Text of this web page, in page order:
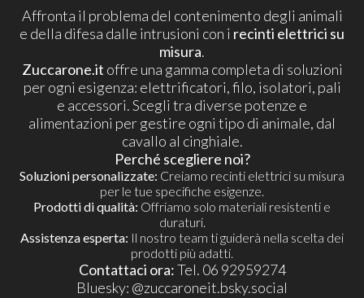
Affronta il problema del contenimento degli animali
e della difesa dalle intrusioni con i recinti elettrici su
misura.
Zuccarone.it offre una gamma completa di soluzioni
per ogni esigenza: elettrificatori, filo, isolatori, pali
e accessori. Scegli tra diverse potenze e
alimentazioni per gestire ogni tipo di animale, dal
cavallo al cinghiale.
Perché scegliere noi?
Soluzioni personalizzate: Creiamo recinti elettrici su misura
per le tue specifiche esigenze.
Prodotti di qualità: Offriamo solo materiali resistenti e
duraturi.
Assistenza esperta: Il nostro team ti guiderà nella scelta dei
prodotti più adatti.
Contattaci ora:Tel. 06 92959274
​Bluesky: @zuccaroneit.bsky.social